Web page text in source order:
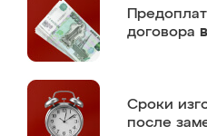
договора
Сроки
после